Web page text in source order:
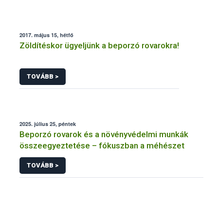
2017. május 15, hétfő
Zöldítéskor ügyeljünk a beporzó rovarokra!
TOVÁBB >
2025. július 25, péntek
Beporzó rovarok és a növényvédelmi munkák
összeegyeztetése – fókuszban a méhészet
TOVÁBB >